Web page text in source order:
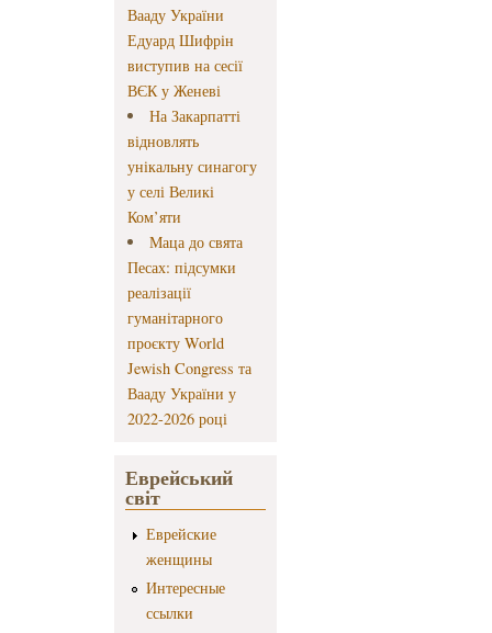
Вааду України
Едуард Шифрін
виступив на сесії
ВЄК у Женеві
На Закарпатті
відновлять
унікальну синагогу
у селі Великі
Ком’яти
Маца до свята
Песах: підсумки
реалізації
гуманітарного
проєкту World
Jewish Congress та
Вааду України у
2022-2026 році
Еврейський
світ
Еврейские
женщины
Интересные
ссылки